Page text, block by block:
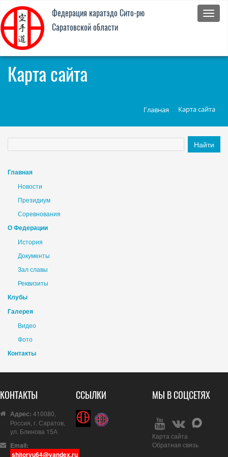
Федерация каратэдо Cито-рю
Саратовской области
Карта сайта
Главная Карта сайта
Главная
Новости
Президиум
Соревнования
О Федерации
История
Документы
Зал славы
Реквизиты
Клубы
Галерея
Видео
Фото
Контакты
КОНТАКТЫ
Адрес: 410080,
Россия, г. Саратов,
ул. Блинова 15А
Email:
shitoryu64@yandex.ru
ССЫЛКИ МЫ В СОЦСЕТЯХ
Карта сайта
Обратная связь